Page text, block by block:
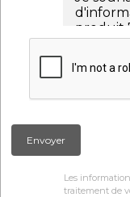
Envoyer
Les
traitement de